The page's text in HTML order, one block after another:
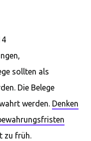
sollten als
Die Belege
werden. Denken
zu früh.